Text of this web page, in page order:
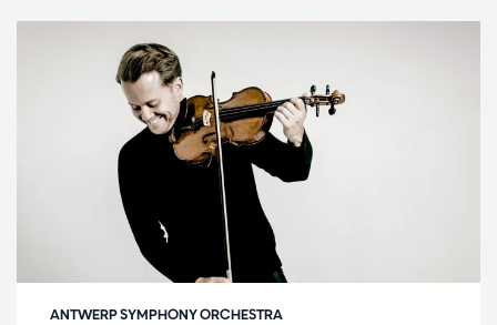
ANTWERP SYMPHONY ORCHESTRA